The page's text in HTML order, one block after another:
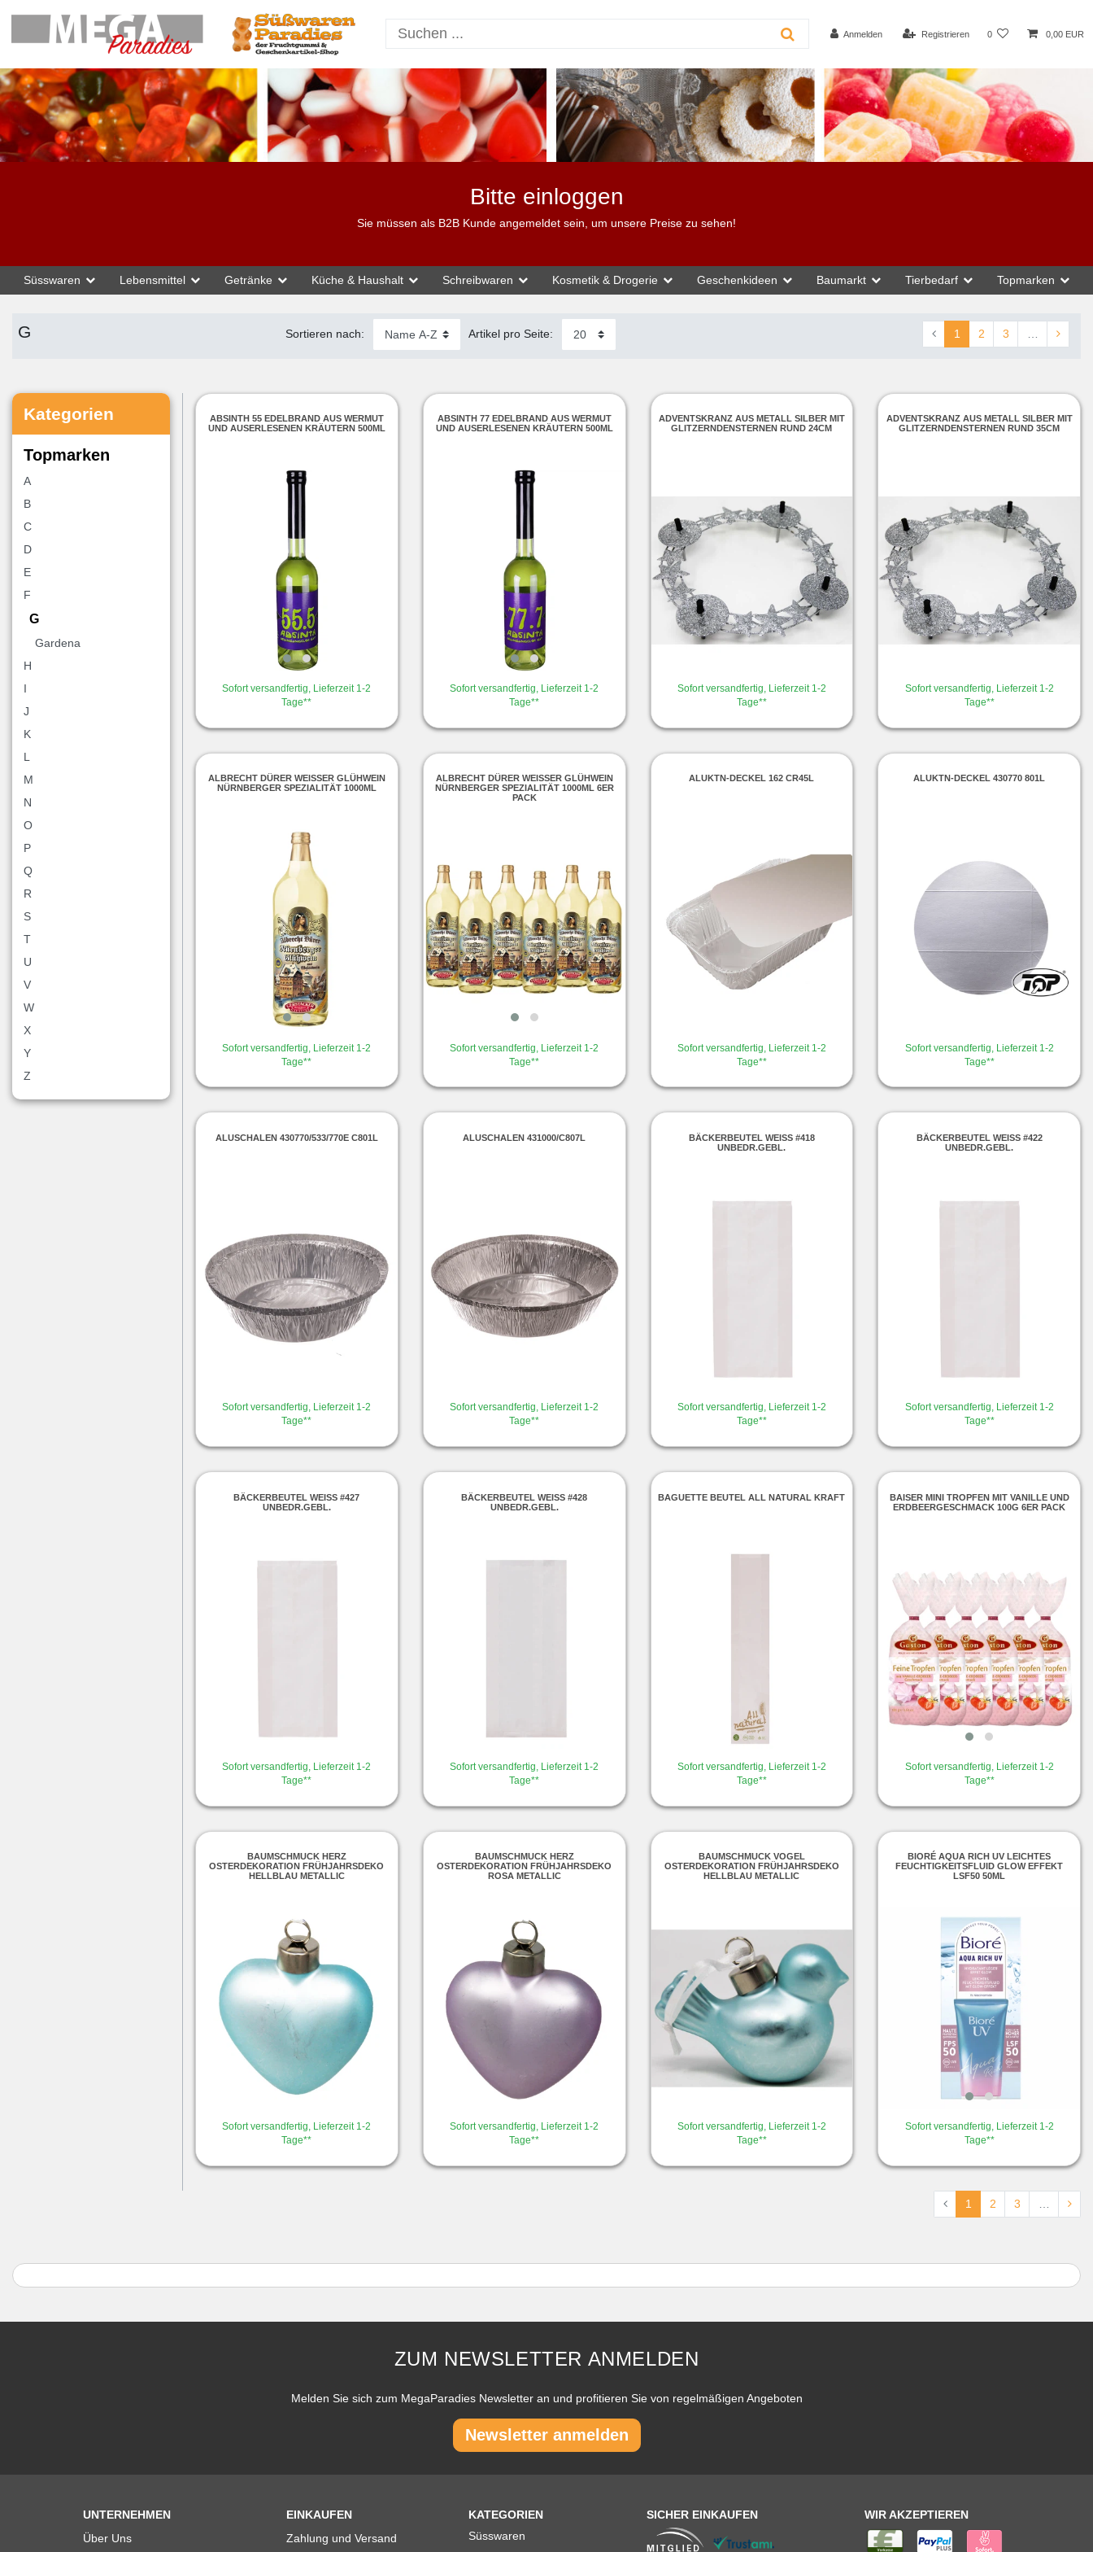
Anmelden Registrieren 0 0,00 EUR
Bitte einloggen
Sie müssen als B2B Kunde angemeldet sein, um unsere Preise zu sehen!
Süsswaren Lebensmittel Getränke Küche & Haushalt Schreibwaren Kosmetik & Drogerie Geschenkideen Baumarkt Tierbedarf Topmarken
Topmarken G
G Sortieren nach: Artikel pro Seite: 1 2 3
Kategorien
Topmarken
A
B
C
D
E
F
G
Gardena
H
I
J
K
L
M
N
O
P
Q
R
S
T
U
V
W
X
Y
Z
ABSINTH 55 EDELBRAND AUS WERMUT
UND AUSERLESENEN KRÄUTERN 500ML
Sofort versandfertig, Lieferzeit 1-2
Tage**
ABSINTH 77 EDELBRAND AUS WERMUT
UND AUSERLESENEN KRÄUTERN 500ML
Sofort versandfertig, Lieferzeit 1-2
Tage**
ADVENTSKRANZ AUS METALL SILBER MIT
GLITZERNDENSTERNEN RUND 24CM
Sofort versandfertig, Lieferzeit 1-2
Tage**
ADVENTSKRANZ AUS METALL SILBER MIT
GLITZERNDENSTERNEN RUND 35CM
Sofort versandfertig, Lieferzeit 1-2
Tage**
ALBRECHT DÜRER WEISSER GLÜHWEIN N
ÜRNBERGER SPEZIALITÄT 1000ML
Sofort versandfertig, Lieferzeit 1-2
Tage**
ALBRECHT DÜRER WEISSER GLÜHWEIN N
ÜRNBERGER SPEZIALITÄT 1000ML 6ER P
ACK
Sofort versandfertig, Lieferzeit 1-2
Tage**
ALUKTN-DECKEL 162 CR45L
Sofort versandfertig, Lieferzeit 1-2
Tage**
ALUKTN-DECKEL 430770 801L
Sofort versandfertig, Lieferzeit 1-2
Tage**
ALUSCHALEN 430770/533/770E C801L
Sofort versandfertig, Lieferzeit 1-2
Tage**
ALUSCHALEN 431000/C807L
Sofort versandfertig, Lieferzeit 1-2
Tage**
BÄCKERBEUTEL WEISS #418
UNBEDR.GEBL.
Sofort versandfertig, Lieferzeit 1-2
Tage**
BÄCKERBEUTEL WEISS #422
UNBEDR.GEBL.
Sofort versandfertig, Lieferzeit 1-2
Tage**
BÄCKERBEUTEL WEISS #427
UNBEDR.GEBL.
Sofort versandfertig, Lieferzeit 1-2
Tage**
BÄCKERBEUTEL WEISS #428
UNBEDR.GEBL.
Sofort versandfertig, Lieferzeit 1-2
Tage**
BAGUETTE BEUTEL ALL NATURAL KRAFT
Sofort versandfertig, Lieferzeit 1-2
Tage**
BAISER MINI TROPFEN MIT VANILLE UND
ERDBEERGESCHMACK 100G 6ER PACK
Sofort versandfertig, Lieferzeit 1-2
Tage**
BAUMSCHMUCK HERZ
OSTERDEKORATION FRÜHJAHRSDEKO
HELLBLAU METALLIC
Sofort versandfertig, Lieferzeit 1-2
Tage**
BAUMSCHMUCK HERZ
OSTERDEKORATION FRÜHJAHRSDEKO
ROSA METALLIC
Sofort versandfertig, Lieferzeit 1-2
Tage**
BAUMSCHMUCK VOGEL
OSTERDEKORATION FRÜHJAHRSDEKO
HELLBLAU METALLIC
Sofort versandfertig, Lieferzeit 1-2
Tage**
BIORÉ AQUA RICH UV LEICHTES
FEUCHTIGKEITSFLUID GLOW EFFEKT
LSF50 50ML
Sofort versandfertig, Lieferzeit 1-2
Tage**
1 2 3
ZUM NEWSLETTER ANMELDEN
Melden Sie sich zum MegaParadies Newsletter an und profitieren Sie von regelmäßigen Angeboten
Newsletter anmelden
UNTERNEHMEN
Über Uns
EINKAUFEN
Zahlung und Versand
KATEGORIEN
Süsswaren
SICHER EINKAUFEN WIR AKZEPTIEREN